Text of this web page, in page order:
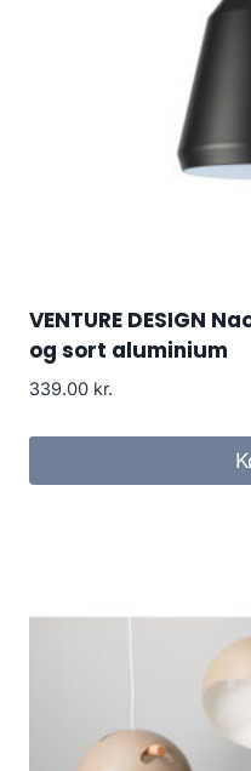
VENTURE DESIGN
og sort aluminium
339.00 kr.